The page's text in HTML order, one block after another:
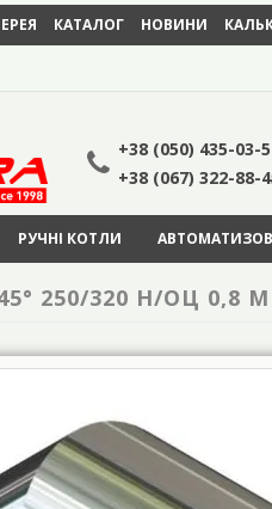
КАТАЛОГ НОВИНИ
+38 (050) 435-03-
+38 (067) 322-88-
РУЧНІ КОТЛИ
250/320 Н/ОЦ 0,8